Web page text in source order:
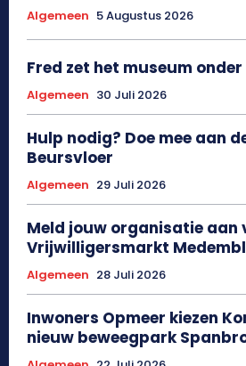
Algemeen 5 Augustus 2026
Fred zet het museum
Algemeen 30 Juli 2026
Hulp nodig? Doe mee aan
Beursvloer
Algemeen 29 Juli 2026
Meld jouw organisatie aan
Vrijwilligersmarkt
Algemeen 28 Juli 2026
Inwoners Opmeer kiezen
nieuw beweegpark